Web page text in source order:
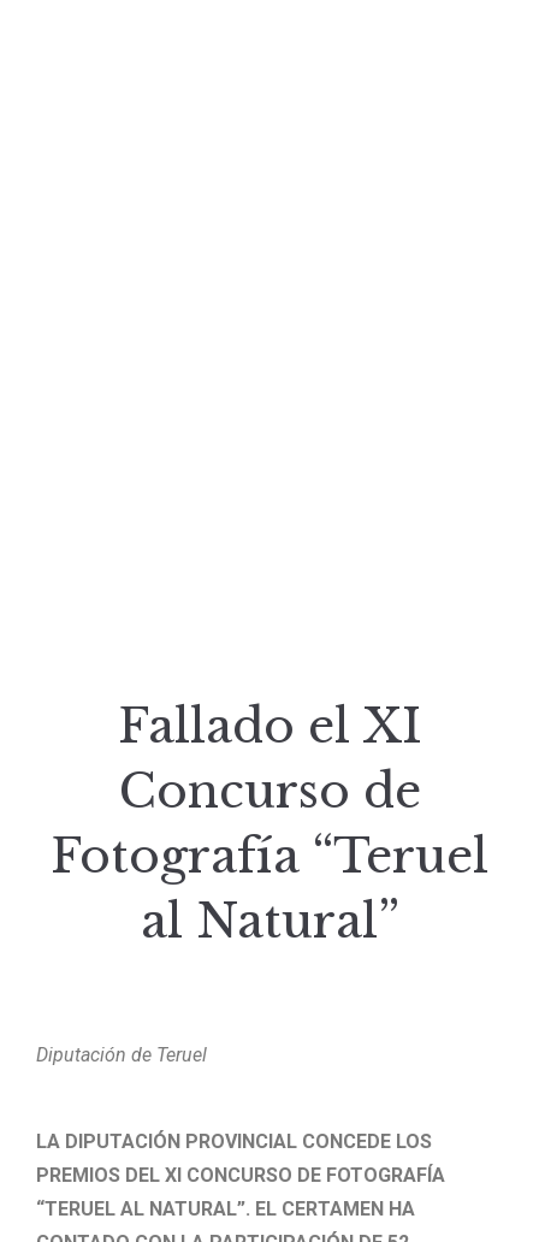
Fallado el XI
Concurso de
Fotografía “Teruel
al Natural”
Diputación de Teruel
LA DIPUTACIÓN PROVINCIAL CONCEDE LOS
PREMIOS DEL XI CONCURSO DE FOTOGRAFÍA
“TERUEL AL NATURAL”. EL CERTAMEN HA